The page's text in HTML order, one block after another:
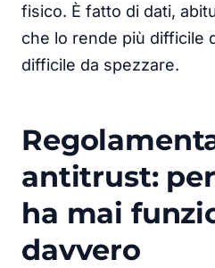
fisico. È fatto di dati,
che lo rende più difficile
difficile da spezzare.
antitrust:
ha mai
davvero